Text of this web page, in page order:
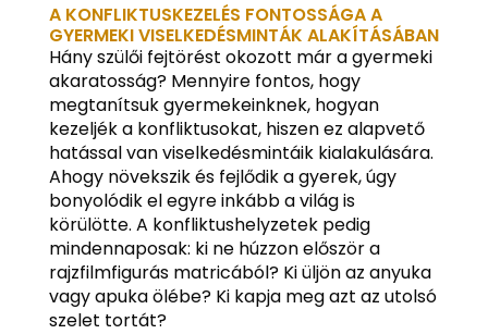
A KONFLIKTUSKEZELÉS FONTOSSÁGA A
GYERMEKI VISELKEDÉSMINTÁK ALAKÍTÁSÁBAN
Hány szülői fejtörést okozott már a gyermeki
akaratosság? Mennyire fontos, hogy
megtanítsuk gyermekeinknek, hogyan
kezeljék a konfliktusokat, hiszen ez alapvető
hatással van viselkedésmintáik kialakulására.
Ahogy növekszik és fejlődik a gyerek, úgy
bonyolódik el egyre inkább a világ is
körülötte. A konfliktushelyzetek pedig
mindennaposak: ki ne húzzon először a
rajzfilmfigurás matricából? Ki üljön az anyuka
vagy apuka ölébe? Ki kapja meg azt az utolsó
szelet tortát?